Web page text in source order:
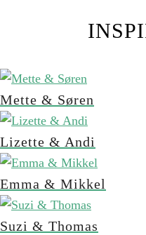
Mette & Søren
Lizette & Andi
Emma & Mikkel
Suzi & Thomas